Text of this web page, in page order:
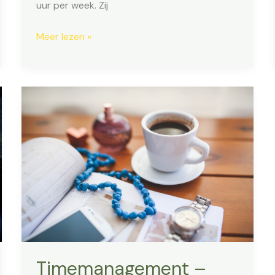
uur per week. Zij
Uit
out:
wilde
anderen
zijn”
Meer lezen »
Timemanagement –